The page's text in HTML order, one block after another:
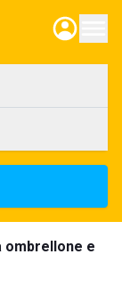
ombrellone e